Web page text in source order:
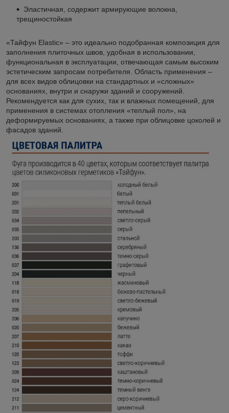
Эластичная, содержит армирующие волокна,
трещиностойкая
«Тайфун Elastic» – это идеально подобранная композиция для
заполнения плиточных швов, удобная в использовании,
функциональная в эксплуатации, отвечающая самым высоким
эстетическим запросам потребителя. Область применения –
для всех видов облицовки на стандартных и «сложных»
основаниях, внутри и снаружи зданий и сооружений.
Рекомендуется как для сухих, так и влажных помещений, для
применения в системах отопления «теплый пол», на
деформируемых основаниях, а также при облицовке цоколей и
фасадов зданий.